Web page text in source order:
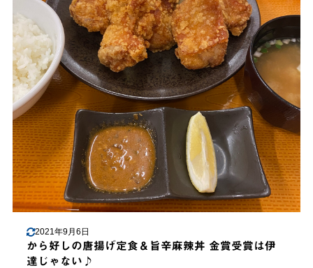
2021年9月6日
から好しの唐揚げ定食＆旨辛麻辣丼 金賞受賞は伊
達じゃない♪